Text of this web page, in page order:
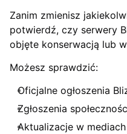
Zanim zmienisz
potwierdź, czy serwery
objęte konserwacją lub
Możesz sprawdzić:
Oficjalne ogłoszenia
Zgłoszenia
Aktualizacje w